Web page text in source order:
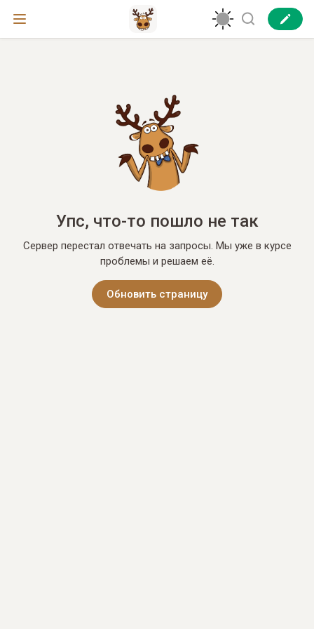
Упс, что-то пошло не так
Сервер перестал отвечать на запросы. Мы уже в курсе
проблемы и решаем её.
Обновить страницу